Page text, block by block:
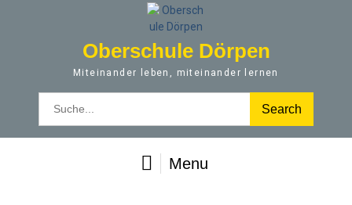
Oberschule Dörpen
Miteinander leben, miteinander lernen
Menu